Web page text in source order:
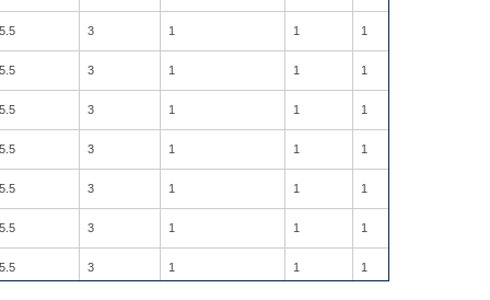
5.5 3 1 1 1
5.5 3 1 1 1
5.5 3 1 1 1
5.5 3 1 1 1
5.5 3 1 1 1
5.5 3 1 1 1
5.5 3 1 1 1